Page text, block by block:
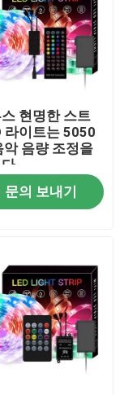
습니다
현명한 스트
라이트는 5050
악 음량 조정을
문의 보내기